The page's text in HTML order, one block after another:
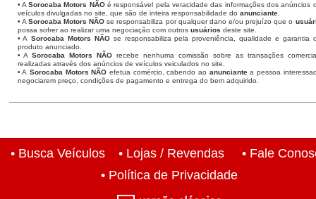
• ASorocaba Motors NÃOé responsável pela veracidade das informações dos anúncios
veículos divulgadas no site, que são de inteira responsabilidade do anunciante.
• A Sorocaba Motors NÃO se responsabiliza por qualquer dano e/ou prejuízo que o
possa sofrer ao realizar uma negociação com outros usuários deste site.
• A Sorocaba Motors NÃOse responsabiliza pela proveniência, qualidade e garantia
produto anunciado.
• ASorocaba Motors NÃO recebe nenhuma comissão sobre as transações
realizadas através dos anúncios de veículos veiculados no site.
• A Sorocaba Motors NÃO efetua comércio, cabendo ao anunciantea pessoa
negociarem preço, condições de pagamento e entrega do bem adquirido.